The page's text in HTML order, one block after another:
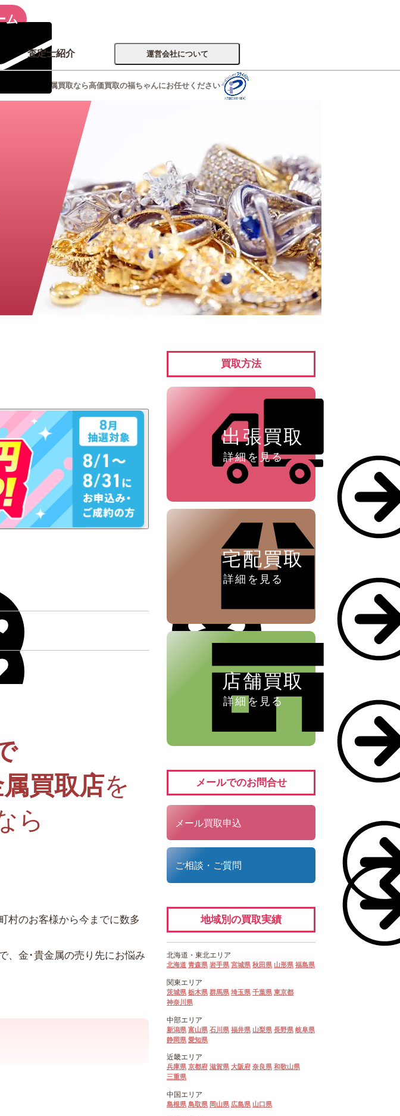
知県の金･貴金属買取なら高価買取の福ちゃんにお任せください
ム
店舗買取
査定士紹介 運営会社について
コーポレートサイトへ
買取店を
ら
村のお客様から今までに数多
、金･貴金属の売り先にお悩み
買取方法
出張買取
詳細を見る
宅配買取
詳細を見る
店舗買取
詳細を見る
メールでのお問合せ
メール買取申込
ご相談・ご質問
地域別の買取実績
北海道・ 東北エリア
北海道 青森県 岩手県 宮城県 秋田県 山形県 福島県
関東エリア
茨城県 栃木県 群馬県 埼玉県 千葉県 東京都
神奈川県
中部エリア
新潟県 富山県 石川県 福井県 山梨県 長野県 岐阜県
静岡県 愛知県
近畿エリア
兵庫県 京都府 滋賀県 大阪府 奈良県 和歌山県
三重県
中国エリア
島根県 鳥取県 岡山県 広島県 山口県